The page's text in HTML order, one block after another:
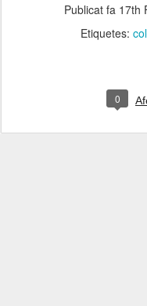
Publicat fa 17th
Etiquetes:
0